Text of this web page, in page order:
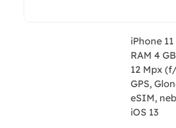
iPhone
RAM 4
12 Mpx
GPS,
eSIM,
iOS 13